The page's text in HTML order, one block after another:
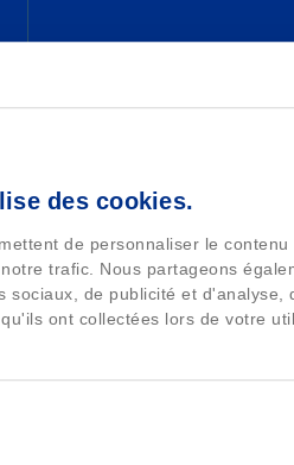
des cookies.
de personnaliser le
trafic. Nous partageons
sociaux, de publicité et
ont collectées lors de votre